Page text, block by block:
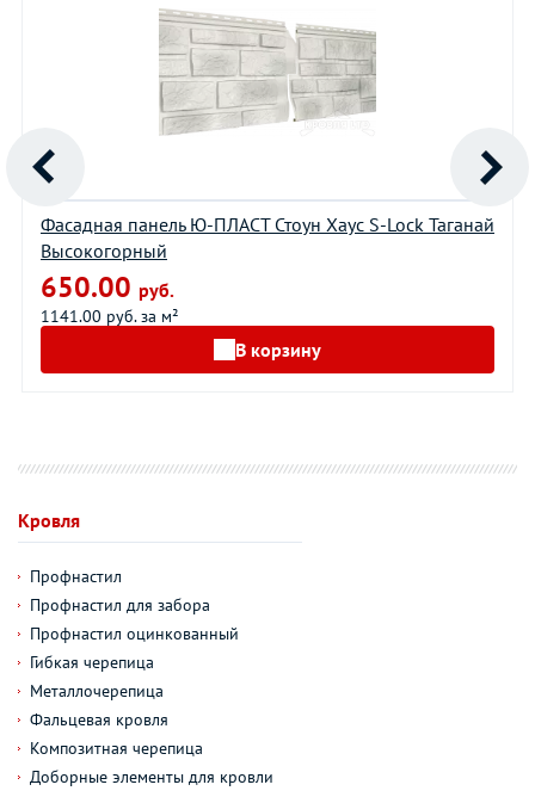
Фасадная панель Ю-ПЛАСТ Стоун Хаус S-Lock Таганай
Высокогорный
650.00 руб.
1141.00 руб. за м²
В корзину
Кровля
Профнастил
Профнастил для забора
Профнастил оцинкованный
Гибкая черепица
Металлочерепица
Фальцевая кровля
Композитная черепица
Доборные элементы для кровли